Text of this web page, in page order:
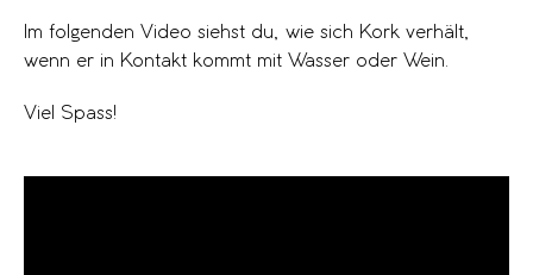
Im folgenden Video siehst du, wie sich Kork verhält,
wenn er in Kontakt kommt mit Wasser oder Wein.
Viel Spass!